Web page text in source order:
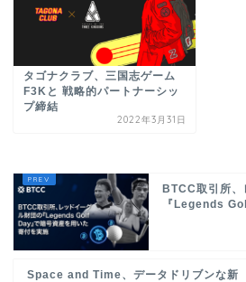
タゴナクラブ、三国志ゲーム
F3Kと 戦略的パートナーシッ
プ締結
2022年3月31日
BTCC取引所、
『Legends
Space and Time、データドリブンな新